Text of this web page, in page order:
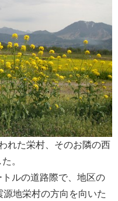
れた栄村、そのお隣の西
。
ルの道路際で、地区の
地栄村の方向を向いた